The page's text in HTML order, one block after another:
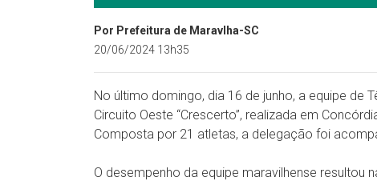
Por Prefeitura de Maravlha-SC
20/06/2024 13h35
No último domingo, dia 16 de junho, a equipe de
Circuito Oeste “Crescerto”, realizada em
Composta por 21 atletas, a delegação foi
O desempenho da equipe maravilhense resultou